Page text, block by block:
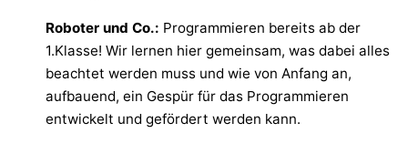
Roboter und Co.: Programmieren bereits ab der
1.Klasse! Wir lernen hier gemeinsam, was dabei alles
beachtet werden muss und wie von Anfang an,
aufbauend, ein Gespür für das Programmieren
entwickelt und gefördert werden kann.